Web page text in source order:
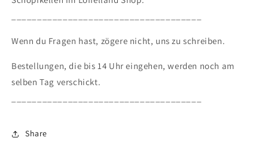
Wenn du Fragen hast, zögere nicht, uns zu schreiben.
Bestellungen, die bis 14 Uhr eingehen, werden noch am
selben Tag verschickt.
Share